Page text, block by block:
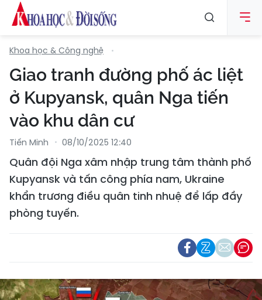
Khoa học & Công nghệ
Giao tranh đường phố ác liệt
ở Kupyansk, quân Nga tiến
vào khu dân cư
Tiến Minh 08/10/2025 12:40
Quân đội Nga xâm nhập trung tâm thành phố
Kupyansk và tấn công phía nam, Ukraine
khẩn trương điều quân tinh nhuệ để lấp đầy
phòng tuyến.